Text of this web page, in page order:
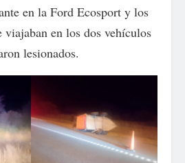
en la Ford Ecosport y los
viajaban en los dos vehículos
lesionados.